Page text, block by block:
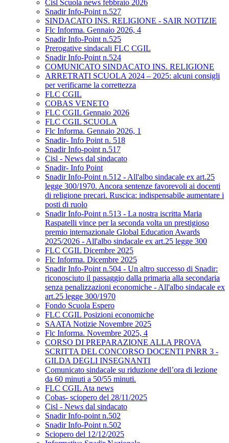
Cisl Scuola news febbraio 2026
Snadir Info-Point n.527
SINDACATO INS. RELIGIONE - SAIR NOTIZIE
Flc Informa. Gennaio 2026, 4
Snadir Info-Point n.525
Prerogative sindacali FLC CGIL
Snadir Info-Point n.524
COMUNICATO SINDACATO INS. RELIGIONE
ARRETRATI SCUOLA 2024 – 2025: alcuni consigli
per verificarne la correttezza
FLC CGIL
COBAS VENETO
FLC CGIL Gennaio 2026
FLC CGIL SCUOLA
Flc Informa. Gennaio 2026, 1
Snadir- Info Point n. 518
Snadir Info-point n.517
Cisl - News dal sindacato
Snadir- Info Point
Snadir Info-Point n.512 - All'albo sindacale ex art.25
legge 300/1970. Ancora sentenze favorevoli ai docenti
di religione precari. Ruscica: indispensabile aumentare i
posti di ruolo
Snadir Info-Point n.513 - La nostra iscritta Maria
Raspatelli vince per la seconda volta un prestigioso
premio internazionale Global Education Awards
2025/2026 - All'albo sindacale ex art.25 legge 300
FLC CGIL Dicembre 2025
Flc Informa. Dicembre 2025
Snadir Info-Point n.504 - Un altro successo di Snadir:
riconosciuto il passaggio dalla primaria alla secondaria
senza penalizzazioni economiche - All'albo sindacale ex
art.25 legge 300/1970
Fondo Scuola Espero
FLC CGIL Posizioni economiche
SAATA Notizie Novembre 2025
Flc Informa. Novembre 2025, 4
CORSO DI PREPARAZIONE ALLA PROVA
SCRITTA DEL CONCORSO DOCENTI PNRR 3 -
GILDA DEGLI INSEGNANTI
Comunicato sindacale su riduzione dell’ora di lezione
da 60 minuti a 50/55 minuti.
FLC CGIL Ata news
Cobas- sciopero del 28/11/2025
Cisl - News dal sindacato
Snadir Info-point n.502
Snadir Info-Point n.502
Sciopero del 12/12/2025